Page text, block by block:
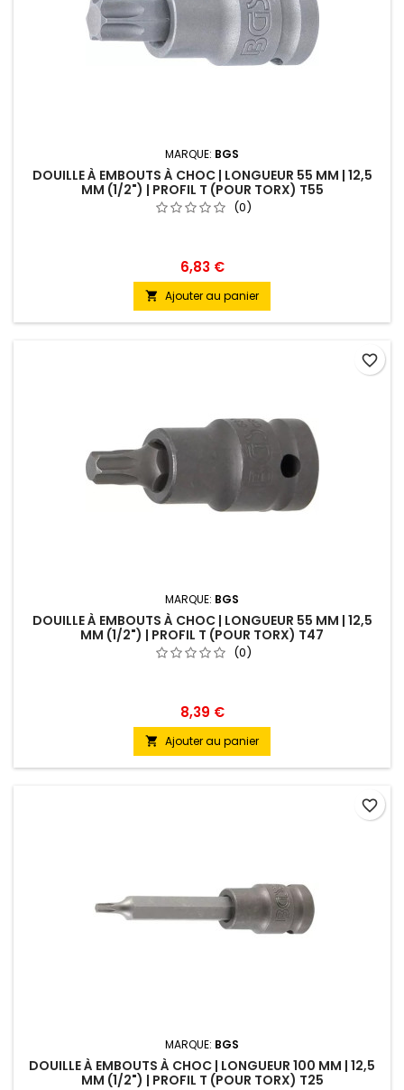
MARQUE: BGS
DOUILLE À EMBOUTS À CHOC | LONGUEUR 55 MM | 12,5
MM (1/2") | PROFIL T (POUR TORX) T55
(0)
6,83 €
 Ajouter au panier
MARQUE: BGS
DOUILLE À EMBOUTS À CHOC | LONGUEUR 55 MM | 12,5
MM (1/2") | PROFIL T (POUR TORX) T47
(0)
8,39 €
 Ajouter au panier
favorite_border
MARQUE: BGS
DOUILLE À EMBOUTS À CHOC | LONGUEUR 100 MM | 12,5
MM (1/2") | PROFIL T (POUR TORX) T25
favorite_border